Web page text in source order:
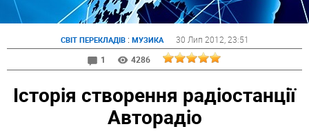
СВІТ ПЕРЕКЛАДІВ: МУЗИКА 30 Лип 2012 , 23:51
1
4286
Історія створення радіостанції
Авторадіо